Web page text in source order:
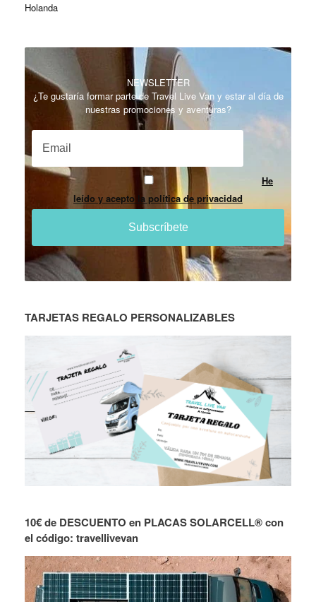
Holanda
NEWSLETTER
¿Te gustaría formar parte de Travel Live Van y estar al día de
nuestras promociones y aventuras?
He
leído y acepto la política de privacidad
TARJETAS REGALO PERSONALIZABLES
10€ de DESCUENTO en PLACAS SOLARCELL® con
el código: travellivevan